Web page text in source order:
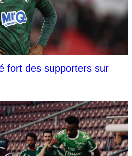
fort des supporters sur